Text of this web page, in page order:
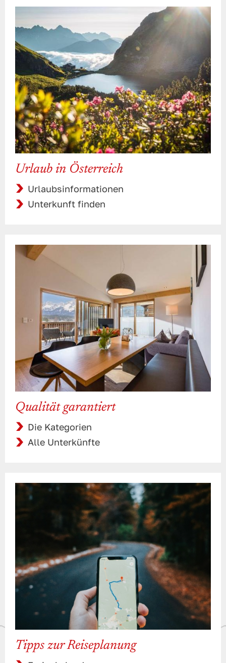
Urlaub in Österreich
Urlaubsinformationen
Unterkunft finden
Qualität garantiert
Die Kategorien
Alle Unterkünfte
Tipps zur Reiseplanung